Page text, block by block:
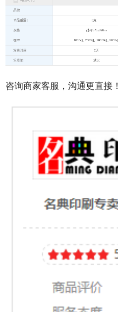
咨询商家客服，沟通更直接！